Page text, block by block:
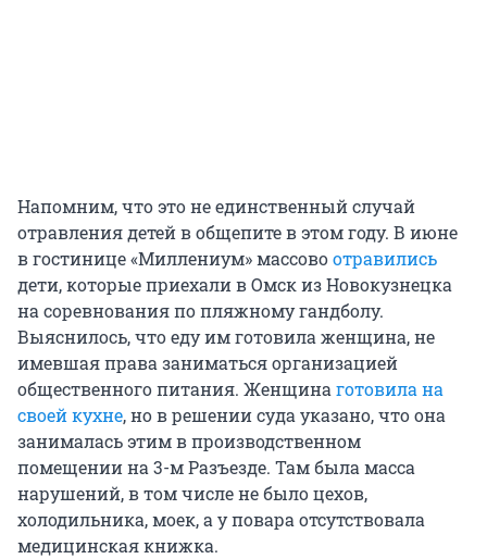
Напомним, что это не единственный случай
отравления детей в общепите в этом году. В июне
в гостинице «Миллениум» массовоотравились
дети, которые приехали в Омск из Новокузнецка
на соревнования по пляжному гандболу.
Выяснилось, что еду им готовила женщина, не
имевшая права заниматься организацией
общественного питания. Женщинаготовила на
своей кухне, но в решении суда указано, что она
занималась этим в производственном
помещении на 3-м Разъезде. Там была масса
нарушений, в том числе не было цехов,
холодильника, моек, а у повара отсутствовала
медицинская книжка.